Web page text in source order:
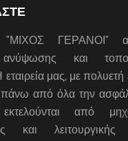
"ΜΙΧΟΣ ΓΕΡΑΝΟΙ"
ανύψωσης και
μας, με
πάνω από όλα την
από
και